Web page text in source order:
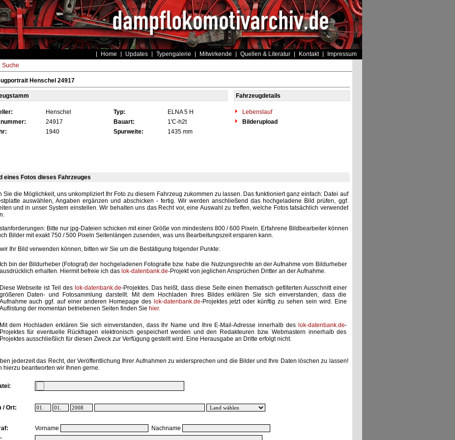
Home Updates Typengalerie Mitwirkende Quellen & Literatur Kontakt Impressum
Suche
Henschel 24917
Fahrzeugdetails
Henschel Typ: ELNA 5 H
Lebenslauf
24917 Bauart: 1'C-h2t
Bilderupload
1940 Spurweite: 1435 mm
eines Fotos dieses Fahrzeuges
Sie die Möglichkeit, uns unkompliziert Ihr Foto zu diesem Fahrzeug zukommen zu lassen. Das funktioniert ganz einfach: Datei auf
auswählen, Angaben ergänzen und abschicken - fertig. Wir werden anschließend das hochgeladene Bild prüfen, ggf.
und in unser System einstellen. Wir behalten uns das Recht vor, eine Auswahl zu treffen, welche Fotos tatsächlich verwendet
Bitte nur jpg-Dateien schicken mit einer Größe von mindestens 800 / 600 Pixeln. Erfahrene Bildbearbeiter können
Bilder mit exakt 750 / 500 Pixeln Seitenlängen zusenden, was uns Bearbeitungszeit ersparen kann.
Ihr Bild verwenden können, bitten wir Sie um die Bestätigung folgender Punkte:
Ich bin der Bildurheber (Fotograf) der hochgeladenen Fotografie bzw. habe die Nutzungsrechte an der Aufnahme vom Bildurheber
ausdrücklich erhalten. Hiermit befreie ich das lok-datenbank.de-Projekt von jeglichen Ansprüchen Dritter an der Aufnahme.
Diese Webseite ist Teil des lok-datenbank.de-Projektes. Das heißt, dass diese Seite einen thematisch gefilterten Ausschnitt einer
größeren Daten- und Fotosammlung darstellt. Mit dem Hochladen Ihres Bildes erklären Sie sich einverstanden, dass die
Aufnahme auch ggf. auf einer anderen Homepage des lok-datenbank.de-Projektes jetzt oder künftig zu sehen sein wird. Eine
Auflistung der momentan betriebenen Seiten finden Sie hier.
Mit dem Hochladen erklären Sie sich einverstanden, dass Ihr Name und Ihre E-Mail-Adresse innerhalb des lok-datenbank.de-
Projektes für eventuelle Rückfragen elektronisch gespeichert werden und den Redakteuren bzw. Webmastern innerhalb des
Projektes ausschließlich für diesen Zweck zur Verfügung gestellt wird. Eine Herausgabe an Dritte erfolgt nicht.
jederzeit das Recht, der Veröffentlichung Ihrer Aufnahmen zu widersprechen und die Bilder und Ihre Daten löschen zu lassen!
hierzu beantworten wir Ihnen gerne.
/ Ort:
Vorname
Nachname